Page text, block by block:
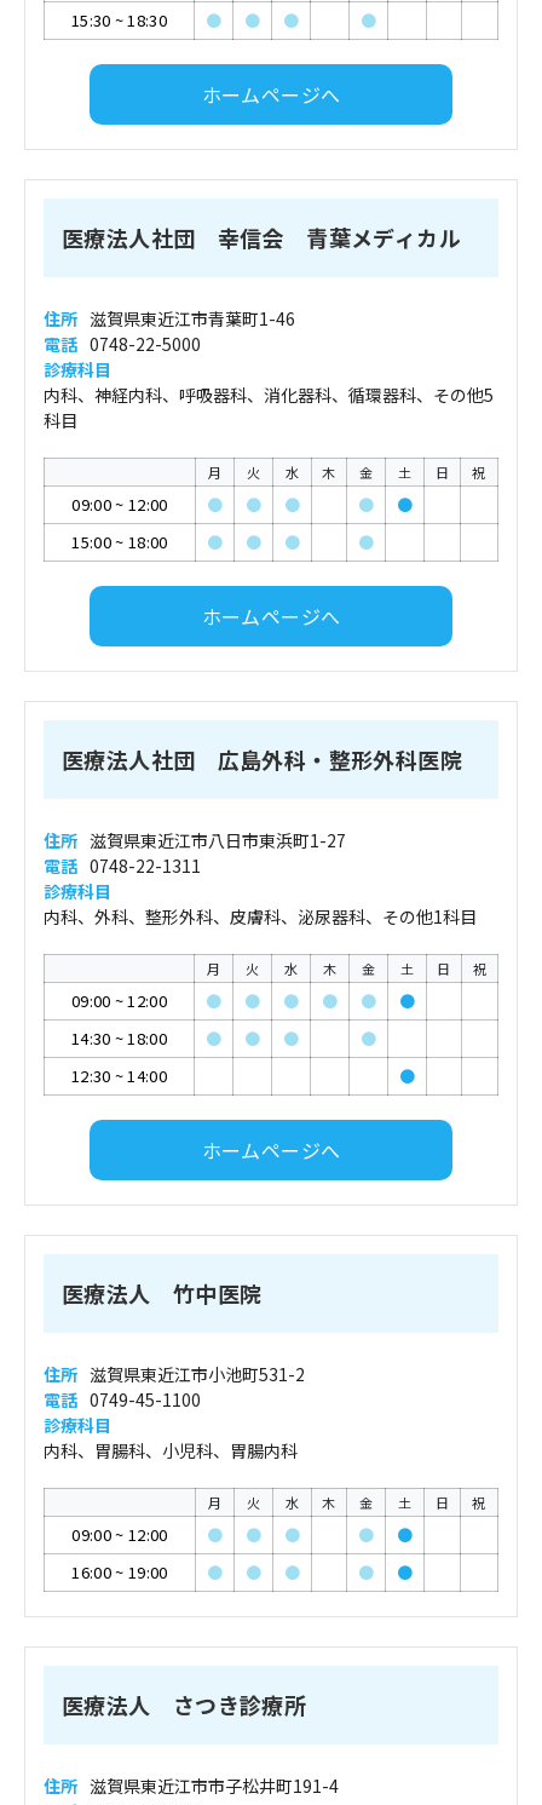
15:30 ~18:30 ● ● ● ●
ホームページへ
医療法人社団 幸信会 青葉メディカル
住所 滋賀県東近江市青葉町1-46
電話 0748-22-5000
診療科目
内科、神経内科、呼吸器科、消化器科、循環器科、その他5
科目
月 火 水 木 金 土 日 祝
09:00~ 12:00 ● ● ● ●
●
15:00~ 18:00 ● ● ● ●
ホームページへ
医療法人社団 広島外科・整形外科医院
住所 滋賀県東近江市八日市東浜町1-27
電話 0748-22-1311
診療科目
内科、外科、整形外科、皮膚科、泌尿器科、その他1科目
月 火 水 木 金 土 日 祝
09:00 ~12:00 ● ● ● ● ●
●
14:30 ~18:00 ● ● ●
●
12:30 ~14:00 ●
ホームページへ
医療法人 竹中医院
住所 滋賀県東近江市小池町531-2
電話 0749-45-1100
診療科目
内科、胃腸科、小児科、胃腸内科
月 火 水 木 金 土 日 祝
09:00~ 12:00 ● ● ● ●
●
16:00~ 19:00 ● ● ● ● ●
医療法人 さつき診療所
住所 滋賀県東近江市市子松井町191-4